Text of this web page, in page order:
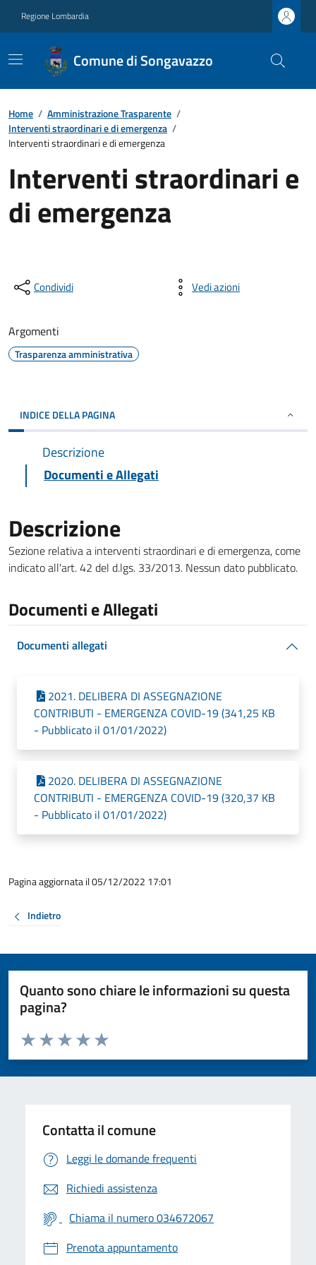
Regione Lombardia
Comune di Songavazzo
Home / Amministrazione Trasparente /
Interventi straordinari e di emergenza /
Interventi straordinari e di emergenza
Interventi straordinari e
di emergenza
Condividi Vedi azioni
Argomenti
Trasparenza amministrativa
INDICE DELLA PAGINA
Descrizione
Documenti e Allegati
Descrizione
Sezione relativa a interventi straordinari e di emergenza, come
indicato all'art. 42 del d.lgs. 33/2013. Nessun dato pubblicato.
Documenti e Allegati
Documenti allegati
2021. DELIBERA DI ASSEGNAZIONE
CONTRIBUTI - EMERGENZA COVID-19 (341,25 KB
- Pubblicato il 01/01/2022)
2020. DELIBERA DI ASSEGNAZIONE
CONTRIBUTI - EMERGENZA COVID-19 (320,37 KB
- Pubblicato il 01/01/2022)
Pagina aggiornata il 05/12/2022 17:01
Indietro
Quanto sono chiare le informazioni su questa
pagina?
Valuta da 1 a 5 stelle la pagina
Valuta 5 stelle su 5
Valuta 4 stelle su 5
Valuta 3 stelle su 5
Valuta 2 stelle su 5
Valuta 1 stelle su 5
Contatta il comune
Leggi le domande frequenti
Richiedi assistenza
Chiama il numero 034672067
Prenota appuntamento